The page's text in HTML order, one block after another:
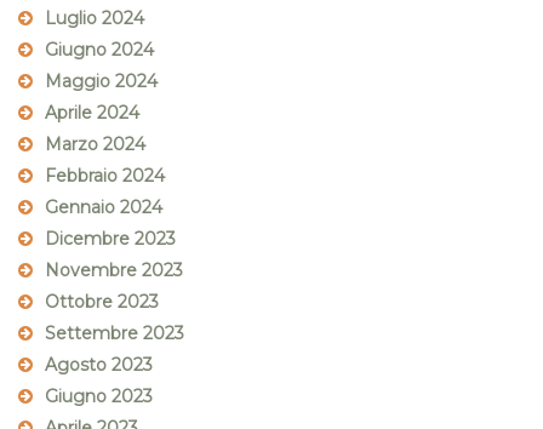
Luglio 2024
Giugno 2024
Maggio 2024
Aprile 2024
Marzo 2024
Febbraio 2024
Gennaio 2024
Dicembre 2023
Novembre 2023
Ottobre 2023
Settembre 2023
Agosto 2023
Giugno 2023